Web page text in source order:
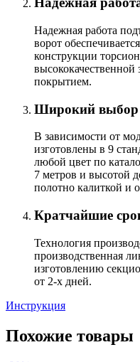
Надежная работа
ворот
конструкции
высококачественной
покрытием.
Широкий выбор
В зависимости от
изготовлены в 9
любой цвет по
7 метров и высотой
полотно калиткой и
Кратчайшие
Технология
производственная
изготовлению
от 2-х дней.
Инструкция
Похожие товары